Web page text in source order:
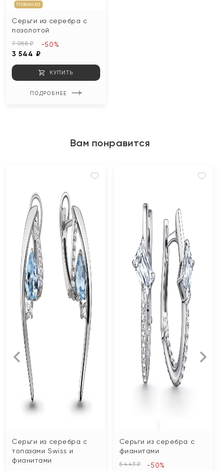
Новинка
Серьги из серебра с
позолотой
7 088 ₽
3 544 ₽
-50%
КУПИТЬ
ПОДРОБНЕЕ
Вам понравится
Серьги из серебра с
топазами Swiss и
фианитами
Серьги из серебра с
фианитами
5 443 ₽ -50%